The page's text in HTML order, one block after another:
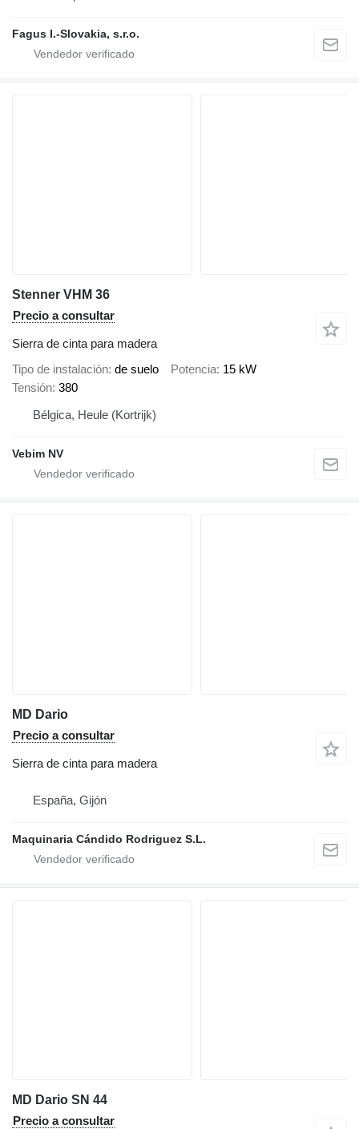
Fagus I.-Slovakia, s.r.o.
Stenner VHM 36
Precio a consultar
Sierra de cinta para madera
Tipo de instalación de suelo Potencia 15 kW
Tensión 380
Bélgica, Heule (Kortrijk)
Vebim NV
MD Dario
Precio a consultar
Sierra de cinta para madera
España, Gijón
Maquinaria Cándido Rodriguez S.L.
MD Dario SN 44
Precio a consultar